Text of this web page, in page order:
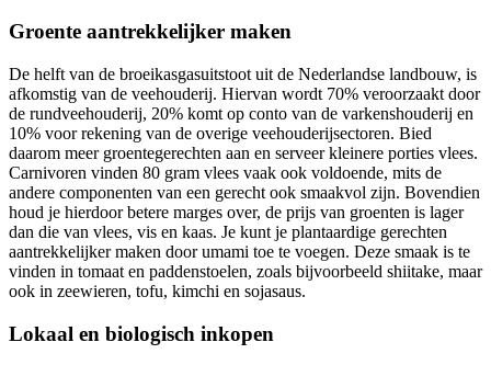
Groente aantrekkelijker maken
De helft van de broeikasgasuitstoot uit de Nederlandse landbouw, is
afkomstig van de veehouderij. Hiervan wordt 70% veroorzaakt door
de rundveehouderij, 20% komt op conto van de varkenshouderij en
10% voor rekening van de overige veehouderijsectoren. Bied
daarom meer groentegerechten aan en serveer kleinere porties vlees.
Carnivoren vinden 80 gram vlees vaak ook voldoende, mits de
andere componenten van een gerecht ook smaakvol zijn. Bovendien
houd je hierdoor betere marges over, de prijs van groenten is lager
dan die van vlees, vis en kaas. Je kunt je plantaardige gerechten
aantrekkelijker maken door umami toe te voegen. Deze smaak is te
vinden in tomaat en paddenstoelen, zoals bijvoorbeeld shiitake, maar
ook in zeewieren, tofu, kimchi en sojasaus.
Lokaal en biologisch inkopen